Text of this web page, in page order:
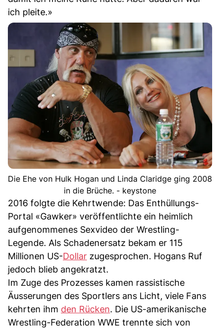
ich pleite.»
Die Ehe von Hulk Hogan und Linda Claridge ging 2008
in die Brüche. - keystone
2016 folgte die Kehrtwende: Das Enthüllungs-
Portal «Gawker» veröffentlichte ein heimlich
aufgenommenes Sexvideo der Wrestling-
Legende. Als Schadenersatz bekam er 115
Millionen US-Dollar zugesprochen. Hogans Ruf
jedoch blieb angekratzt.
Im Zuge des Prozesses kamen rassistische
Äusserungen des Sportlers ans Licht, viele Fans
kehrten ihm den Rücken. Die US-amerikanische
Wrestling-Federation WWE trennte sich von